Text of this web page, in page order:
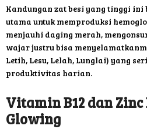
Kandungan zat besi yang tinggi
utama untuk memproduksi
menjauhi daging merah,
wajar justru bisa
Letih, Lesu, Lelah, Lunglai) yang
produktivitas harian.
Vitamin B12 dan
Glowing